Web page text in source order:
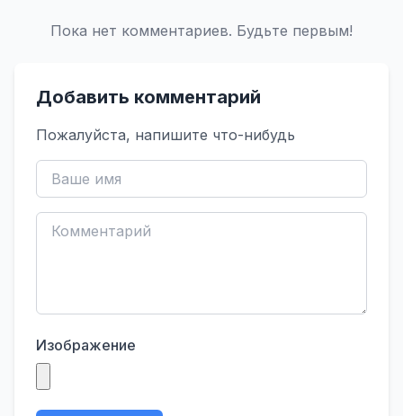
Пока нет комментариев. Будьте первым!
Добавить комментарий
Пожалуйста, напишите что-нибудь
Изображение